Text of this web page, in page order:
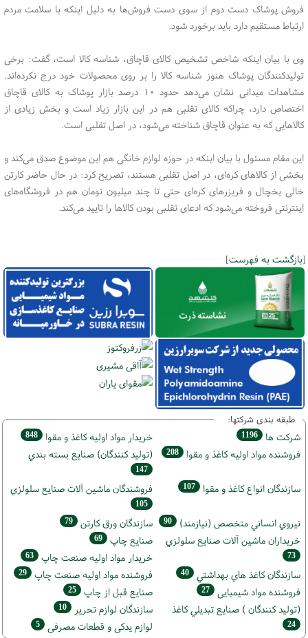
فروش پوشاک دست دوم از سوی دست فروش‌ها به دلیل اینکه با سلامت مردم
ارتباط مستقیم دارد باید برخورد شود.
وی با بیان اینکه شاخص تشخیص کالای قاچاق، شناسه کالا است، گفت: برخی
تولیدکنندگان پوشاک هنوز شناسه کالا را بر روی محصولات خود درج نکرده‌اند.
مشاهدات میدانی نشان می‌دهد حدود ۱۰ درصد بازار پوشاک به کالای قاچاق
اختصاص دارد، چراکه کالای تقلبی هم در این بازار زیاد است و بخش زیادی از
کالاهایی که به عنوان قاچاق شناخته می‌شود، در اصل تقلبی است.
این مقام مسئول با بیان اینکه در حوزه لوازم خانگی هم این موضوع صدق می‌کند و
بخشی از کالاهای کره‌ای، در اصل تقلبی هستند، تصریح کرد: در حال حاضر کارتن
خالی یخچال و فریزرهای کره‌ای حتی تا چند میلیون تومان هم در فروشگاه‌های
اینترنتی فروخته می‌شود که ادعای تقلبی بودن کالاها را تایید می‌کند.
[بازگشت به فهرست]
طبقه بندی شرکتها:
شركت ها 1196 خريدار مواد اوليه كاغذ و مقوا 848
فروشنده مواد اوليه كاغذ و مقوا 208 (تولید كنندگان) صنايع بسته بندي
147
سازندگان انواع کاغذ و مقوا 107 فروشندگان ماشين آلات صنايع سلولزي
105
نيروي انساني متخصص (نیازمند) 90 سازندگان ورق كارتن 79
خریداران ماشين آلات صنايع سلولزي
73
صنايع چاپ 69
خريدار مواد اوليه صنعت چاپ 63
سازندگان كاغذ هاي بهداشتي 40 فروشنده مواد اوليه صنعت چاپ 29
فروشنده مواد شیمیایی 27 صنايع قبل از چاپ 25
(تولید كنندگان ) صنايع تبديلي كاغذ
24
سازندگان لوازم تحریر 10
لوازم یدکی و قطعات مصرفی 5